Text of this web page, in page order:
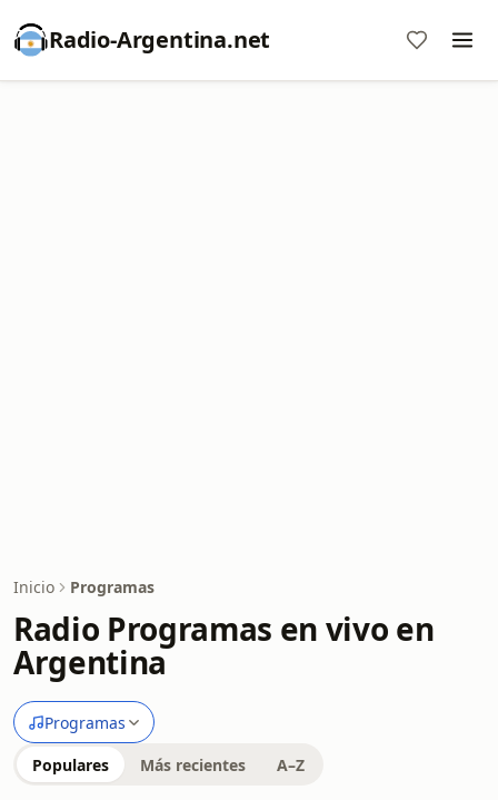
Radio-Argentina.net
Inicio Programas
Radio Programas en vivo en
Argentina
Programas
Populares Más recientes A–Z